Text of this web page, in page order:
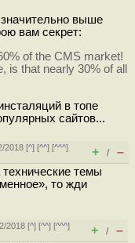
выше
вам секрет:
of the CMS market!
is that nearly 30% of all
в топе
сайтов...
2018 [^] [^^] [^^^]
+ / –
технические темы
то жди
2018 [^] [^^] [^^^]
+ / –